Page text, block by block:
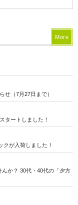
せ（7月27日まで）
タートしました！
クが入荷しました！
んか？ 30代・40代の「夕方
More